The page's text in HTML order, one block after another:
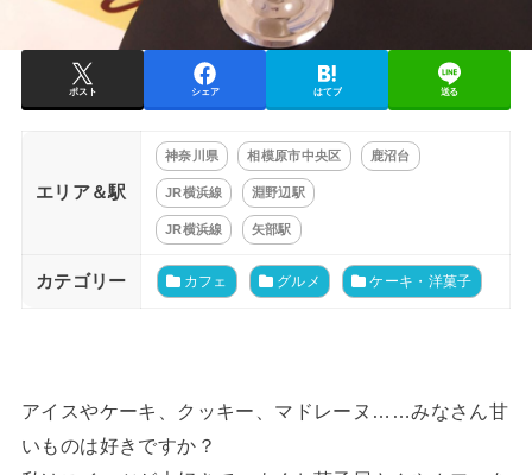
ポスト シェア はてブ 送る
エリア＆駅
神奈川県 相模原市中央区 鹿沼台
JR横浜線 淵野辺駅
JR横浜線 矢部駅
カテゴリー カフェ グルメ ケーキ・洋菓子
アイスやケーキ、クッキー、マドレーヌ……みなさん甘
いものは好きですか？